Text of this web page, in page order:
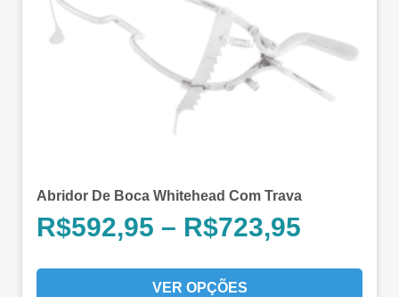
Abridor De Boca Whitehead Com Trava
R$592,95 – R$723,95
VER OPÇÕES